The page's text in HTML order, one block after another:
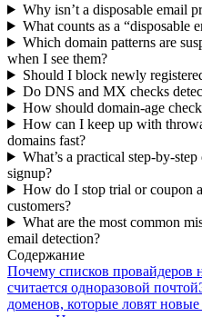
Why isn’t a disposable email
What counts as a “disposable
Which domain patterns are
when I see them?
Should I block newly
Do DNS and MX checks
How should domain-age
How can I keep up with
domains fast?
What’s a practical step-by-
signup?
How do I stop trial or coupon
customers?
What are the most common
email detection?
Содержание
Почему списков провайдеров
считается одноразовой почтой
доменов, которые ловят